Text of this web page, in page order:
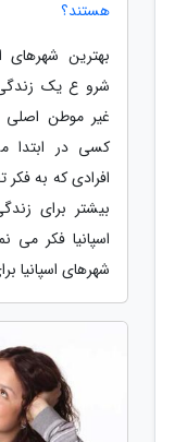
هستند؟
بهترین شهرهای
شرو ع یک
غیر موطن اصلی
کسی در ابتدا
افرادی که به فکر
بیشتر برای
اسپانیا فکر می
شهرهای اسپانیا